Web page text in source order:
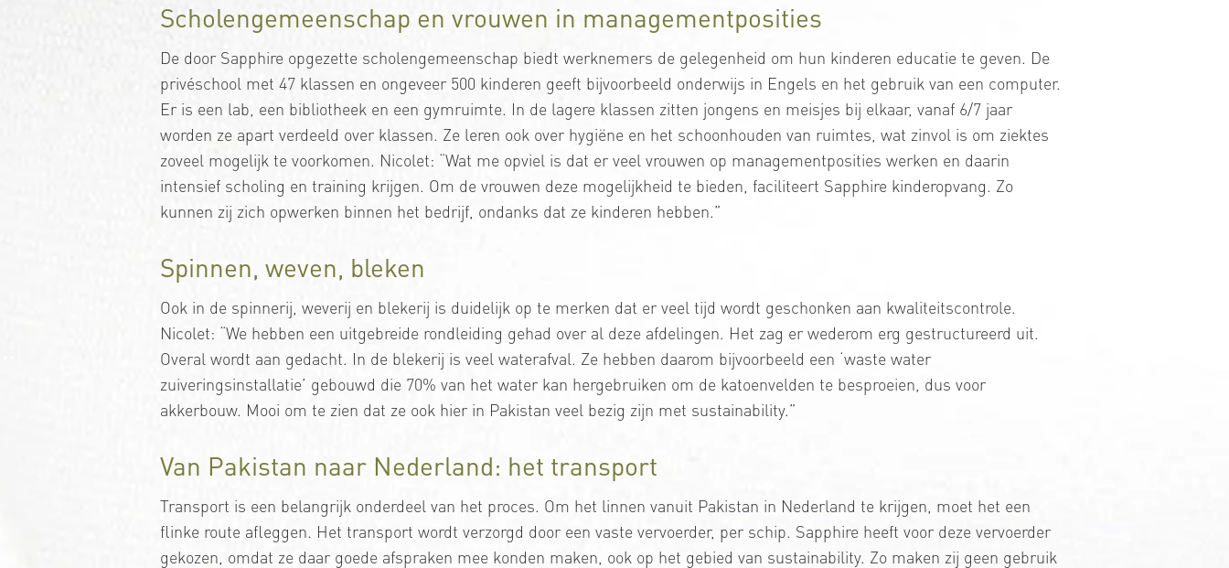
Scholengemeenschap en vrouwen in managementposities
De door Sapphire opgezette scholengemeenschap biedt werknemers de gelegenheid om hun kinderen educatie te geven. De
privéschool met 47 klassen en ongeveer 500 kinderen geeft bijvoorbeeld onderwijs in Engels en het gebruik van een computer.
Er is een lab, een bibliotheek en een gymruimte. In de lagere klassen zitten jongens en meisjes bij elkaar, vanaf 6/7 jaar
worden ze apart verdeeld over klassen. Ze leren ook over hygiëne en het schoonhouden van ruimtes, wat zinvol is om ziektes
zoveel mogelijk te voorkomen. Nicolet: “Wat me opviel is dat er veel vrouwen op managementposities werken en daarin
intensief scholing en training krijgen. Om de vrouwen deze mogelijkheid te bieden, faciliteert Sapphire kinderopvang. Zo
kunnen zij zich opwerken binnen het bedrijf, ondanks dat ze kinderen hebben.”
Spinnen, weven, bleken
Ook in de spinnerij, weverij en blekerij is duidelijk op te merken dat er veel tijd wordt geschonken aan kwaliteitscontrole.
Nicolet: “We hebben een uitgebreide rondleiding gehad over al deze afdelingen. Het zag er wederom erg gestructureerd uit.
Overal wordt aan gedacht. In de blekerij is veel waterafval. Ze hebben daarom bijvoorbeeld een ‘waste water
zuiveringsinstallatie’ gebouwd die 70% van het water kan hergebruiken om de katoenvelden te besproeien, dus voor
akkerbouw. Mooi om te zien dat ze ook hier in Pakistan veel bezig zijn met sustainability.”
Van Pakistan naar Nederland: het transport
Transport is een belangrijk onderdeel van het proces. Om het linnen vanuit Pakistan in Nederland te krijgen, moet het een
flinke route afleggen. Het transport wordt verzorgd door een vaste vervoerder, per schip. Sapphire heeft voor deze vervoerder
gekozen, omdat ze daar goede afspraken mee konden maken, ook op het gebied van sustainability. Zo maken zij geen gebruik